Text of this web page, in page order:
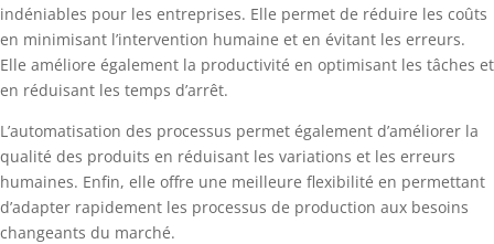
indéniables pour les entreprises. Elle permet de réduire les coûts
en minimisant l’intervention humaine et en évitant les erreurs.
Elle améliore également la productivité en optimisant les tâches et
en réduisant les temps d’arrêt.
L’automatisation des processus permet également d’améliorer la
qualité des produits en réduisant les variations et les erreurs
humaines. Enfin, elle offre une meilleure flexibilité en permettant
d’adapter rapidement les processus de production aux besoins
changeants du marché.